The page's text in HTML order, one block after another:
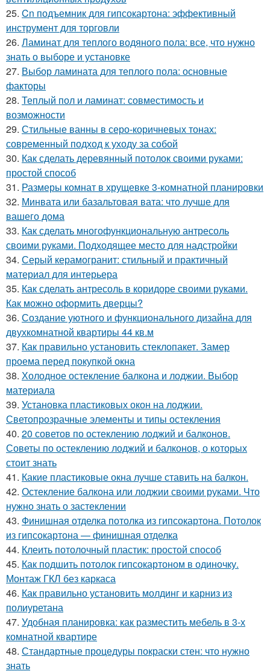
25. Cn подъемник для гипсокартона: эффективный
инструмент для торговли
26. Ламинат для теплого водяного пола: все, что нужно
знать о выборе и установке
27. Выбор ламината для теплого пола: основные
факторы
28. Теплый пол и ламинат: совместимость и
возможности
29. Стильные ванны в серо-коричневых тонах:
современный подход к уходу за собой
30. Как сделать деревянный потолок своими руками:
простой способ
31. Размеры комнат в хрущевке 3-комнатной планировки
32. Минвата или базальтовая вата: что лучше для
вашего дома
33. Как сделать многофункциональную антресоль
своими руками. Подходящее место для надстройки
34. Серый керамогранит: стильный и практичный
материал для интерьера
35. Как сделать антресоль в коридоре своими руками.
Как можно оформить дверцы?
36. Создание уютного и функционального дизайна для
двухкомнатной квартиры 44 кв.м
37. Как правильно установить стеклопакет. Замер
проема перед покупкой окна
38. Холодное остекление балкона и лоджии. Выбор
материала
39. Установка пластиковых окон на лоджии.
Светопрозрачные элементы и типы остекления
40. 20 советов по остеклению лоджий и балконов.
Советы по остеклению лоджий и балконов, о которых
стоит знать
41. Какие пластиковые окна лучше ставить на балкон.
42. Остекление балкона или лоджии своими руками. Что
нужно знать о застеклении
43. Финишная отделка потолка из гипсокартона. Потолок
из гипсокартона — финишная отделка
44. Клеить потолочный пластик: простой способ
45. Как подшить потолок гипсокартоном в одиночку.
Монтаж ГКЛ без каркаса
46. Как правильно установить молдинг и карниз из
полиуретана
47. Удобная планировка: как разместить мебель в 3-х
комнатной квартире
48. Стандартные процедуры покраски стен: что нужно
знать